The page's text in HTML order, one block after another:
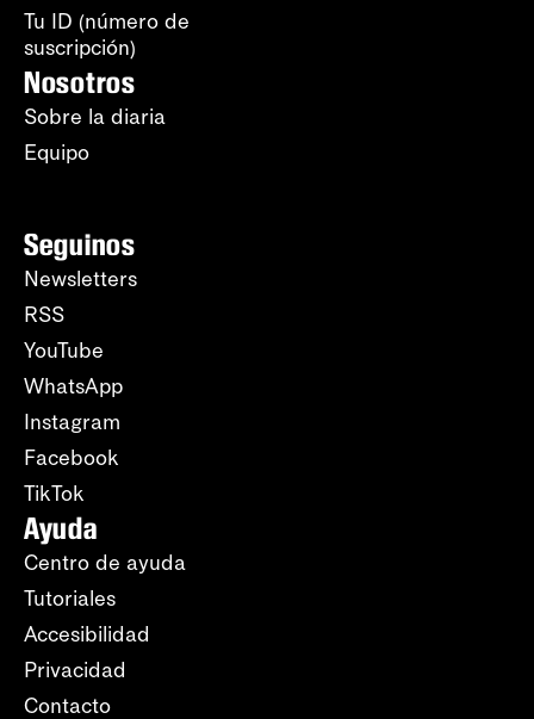
Tu ID (número de
suscripción)
Nosotros
Sobre la diaria
Equipo
Seguinos
Newsletters
RSS
YouTube
WhatsApp
Instagram
Facebook
TikTok
Ayuda
Centro de ayuda
Tutoriales
Accesibilidad
Privacidad
Contacto